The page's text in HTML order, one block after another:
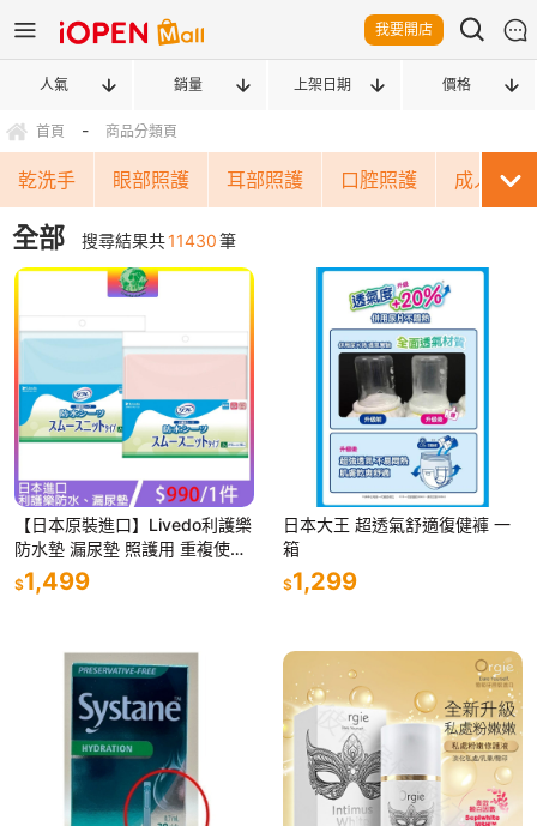
我要開店
首頁 - 商品分類頁
乾洗手 眼部照護 耳部照護 口腔照護 成人尿
全部 搜尋結果共11430筆
人氣 銷量 上架日期 價格
【日本原裝進口】Livedo利護樂
防水墊 漏尿墊 照護用 重複使用
光滑針織
$1,499
日本大王 超透氣舒適復健褲 一
箱
$1,299